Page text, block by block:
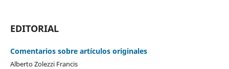
EDITORIAL
Comentarios sobre artículos originales
Alberto Zolezzi Francis